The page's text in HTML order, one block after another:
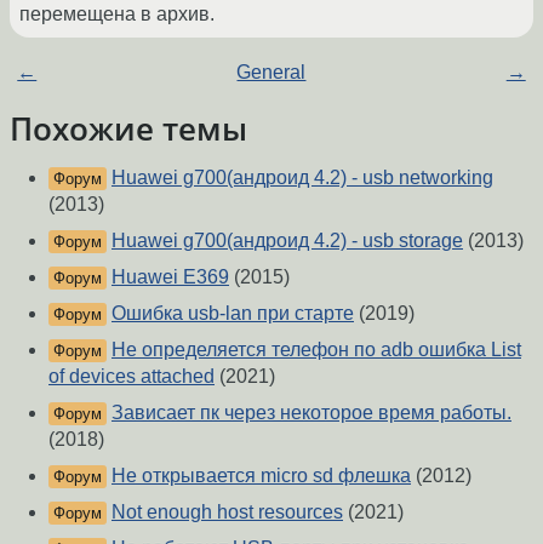
перемещена в архив.
← General →
Похожие темы
Форум
Huawei g700(андроид 4.2) - usb networking
(2013)
Форум Huawei g700(андроид 4.2) - usb storage (2013)
Форум Huawei E369 (2015)
Форум Ошибка usb-lan при старте (2019)
Форум
Не определяется телефон по adb ошибка List
of devices attached (2021)
Форум Зависает пк через некоторое время работы.
(2018)
Форум Не открывается micro sd флешка (2012)
Форум Not enough host resources (2021)